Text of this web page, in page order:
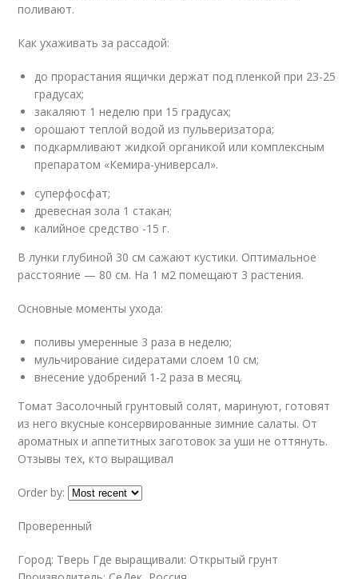
поливают.
Как ухаживать за рассадой:
до прорастания ящички держат под пленкой при 23-25
градусах;
закаляют 1 неделю при 15 градусах;
орошают теплой водой из пульверизатора;
подкармливают жидкой органикой или комплексным
препаратом «Кемира-универсал».
суперфосфат;
древесная зола 1 стакан;
калийное средство -15 г.
В лунки глубиной 30 см сажают кустики. Оптимальное
расстояние — 80 см. На 1 м2 помещают 3 растения.
Основные моменты ухода:
поливы умеренные 3 раза в неделю;
мульчирование сидератами слоем 10 см;
внесение удобрений 1-2 раза в месяц.
Томат Засолочный грунтовый солят, маринуют, готовят
из него вкусные консервированные зимние салаты. От
ароматных и аппетитных заготовок за уши не оттянуть.
Отзывы тех, кто выращивал
Order by:
Проверенный
Город: Тверь Где выращивали: Открытый грунт